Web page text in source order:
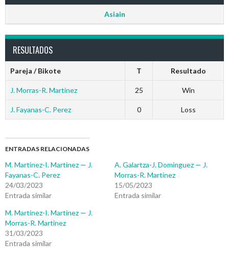
Asiain
RESULTADOS
Pareja / Bikote T Resultado
J. Morras-R. Martinez 25 Win
J. Fayanas-C. Perez 0 Loss
ENTRADAS RELACIONADAS
M. Martinez-I. Martinez — J.
Fayanas-C. Perez
24/03/2023
Entrada similar
A. Galartza-J. Dominguez — J.
Morras-R. Martinez
15/05/2023
Entrada similar
M. Martinez-I. Martinez — J.
Morras-R. Martinez
31/03/2023
Entrada similar